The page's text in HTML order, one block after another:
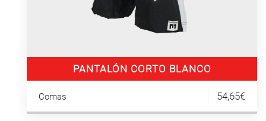
PANTALÓN CORTO BLANCO
Comas 54,65€